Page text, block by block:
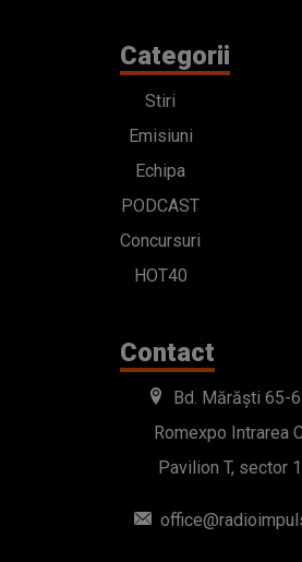
Categorii
Stiri
Emisiuni
Echipa
PODCAST
Concursuri
HOT40
Contact
Bd. Mărăști 65-
Romexpo Intrarea
Pavilion T, sector 1